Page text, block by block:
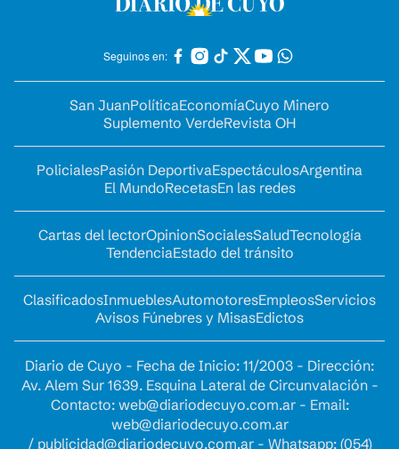
Seguinos en:
San JuanPolíticaEconomíaCuyo Minero
Suplemento VerdeRevista OH
PolicialesPasión DeportivaEspectáculosArgentina
El MundoRecetasEn las redes
Cartas del lectorOpinionSocialesSaludTecnología
TendenciaEstado del tránsito
ClasificadosInmueblesAutomotoresEmpleosServicios
Avisos Fúnebres y MisasEdictos
Diario de Cuyo - Fecha de Inicio: 11/2003 - Dirección:
Av. Alem Sur 1639. Esquina Lateral de Circunvalación -
Contacto: web@diariodecuyo.com.ar- Email:
web@diariodecuyo.com.ar
/ publicidad@diariodecuyo.com.ar- Whatsapp: (054)